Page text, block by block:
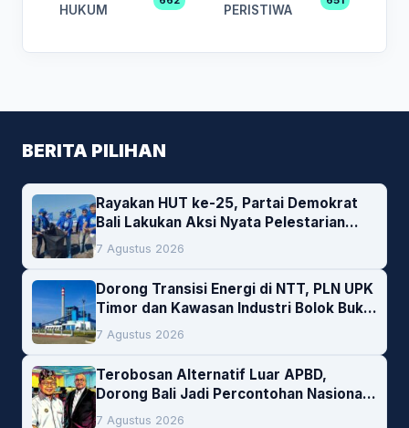
HUKUM
PERISTIWA
BERITA PILIHAN
Rayakan HUT ke-25, Partai Demokrat
Bali Lakukan Aksi Nyata Pelestarian
Lingkungan
7 Agustus 2026
Dorong Transisi Energi di NTT, PLN UPK
Timor dan Kawasan Industri Bolok Buka
Peluang Investasi Woodchip untuk
Cofiring PLTU Bolok
7 Agustus 2026
Terobosan Alternatif Luar APBD,
Dorong Bali Jadi Percontohan Nasional
Pembiayaan Daerah
7 Agustus 2026